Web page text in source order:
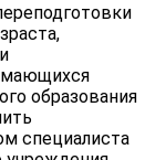
образования
специалиста